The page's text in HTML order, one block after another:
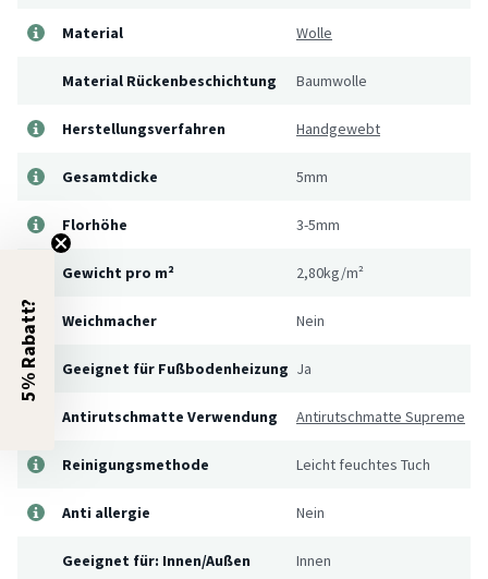
Material Wolle
Material Rückenbeschichtung Baumwolle
Herstellungsverfahren Handgewebt
Gesamtdicke 5mm
Florhöhe 3-5mm
Gewicht pro m² 2,80kg/m²
Weichmacher Nein
Geeignet für Fußbodenheizung Ja
Antirutschmatte Verwendung Antirutschmatte Supreme
Reinigungsmethode Leicht feuchtes Tuch
Anti allergie Nein
Geeignet für: Innen/Außen Innen
5% Rabatt?